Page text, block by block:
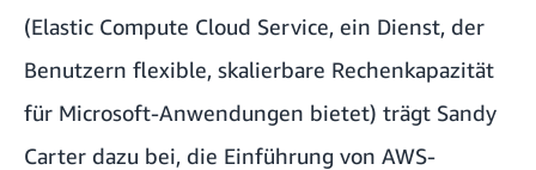
(Elastic Compute Cloud Service, ein Dienst, der
Benutzern flexible, skalierbare Rechenkapazität
für Microsoft-Anwendungen bietet) trägt Sandy
Carter dazu bei, die Einführung von AWS-